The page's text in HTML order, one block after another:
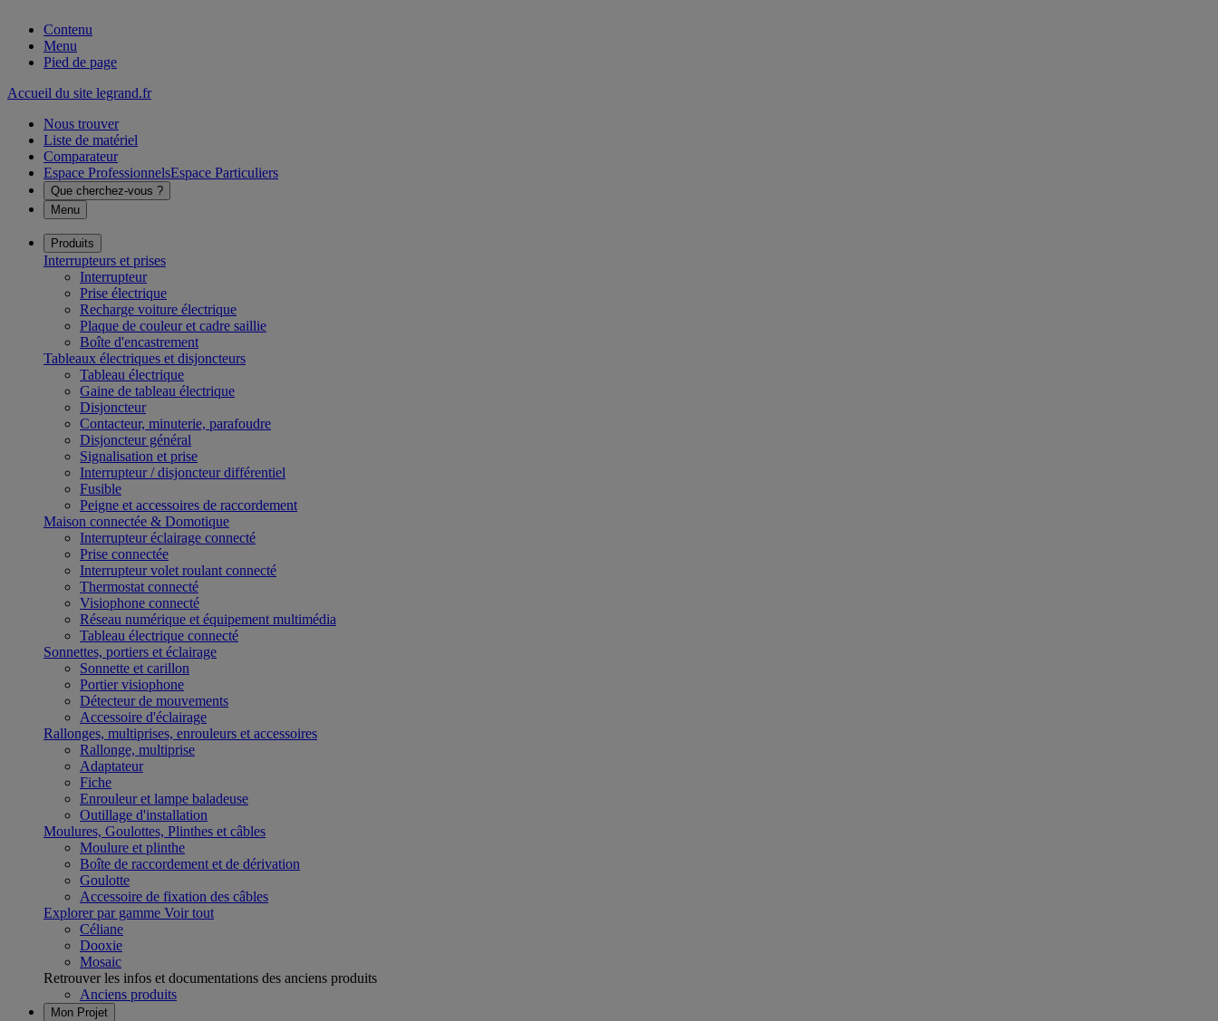
Contenu
Menu
Pied de page
Accueil du site legrand.fr
Nous trouver
Liste de matériel
Comparateur
Espace ProfessionnelsEspace Particuliers
Que cherchez-vous ?
Menu
Produits
Interrupteurs et prises
Interrupteur
Prise électrique
Recharge voiture électrique
Plaque de couleur et cadre saillie
Boîte d'encastrement
Tableaux électriques et disjoncteurs
Tableau électrique
Gaine de tableau électrique
Disjoncteur
Contacteur, minuterie, parafoudre
Disjoncteur général
Signalisation et prise
Interrupteur / disjoncteur différentiel
Fusible
Peigne et accessoires de raccordement
Maison connectée & Domotique
Interrupteur éclairage connecté
Prise connectée
Interrupteur volet roulant connecté
Thermostat connecté
Visiophone connecté
Réseau numérique et équipement multimédia
Tableau électrique connecté
Sonnettes, portiers et éclairage
Sonnette et carillon
Portier visiophone
Détecteur de mouvements
Accessoire d'éclairage
Rallonges, multiprises, enrouleurs et accessoires
Rallonge, multiprise
Adaptateur
Fiche
Enrouleur et lampe baladeuse
Outillage d'installation
Moulures, Goulottes, Plinthes et câbles
Moulure et plinthe
Boîte de raccordement et de dérivation
Goulotte
Accessoire de fixation des câbles
Explorer par gamme Voir tout
Céliane
Dooxie
Mosaic
Retrouver les infos et documentations des anciens produits
Anciens produits
Mon Projet